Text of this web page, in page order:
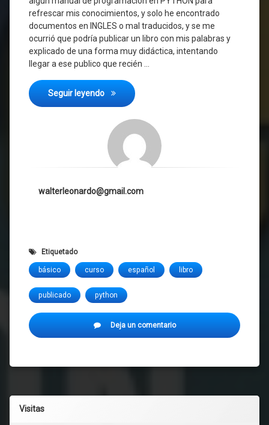
refrescar mis conocimientos, y solo he encontrado
documentos en INGLES o mal traducidos, y se me
ocurrió que podría publicar un libro con mis palabras y
explicado de una forma muy didáctica, intentando
llegar a ese publico que recién …
Seguir leyendo Comenzando con Python
walterleonardo@gmail.com
Etiquetado
básico curso español libro
publicado python
Deja un comentarioen
Visitas